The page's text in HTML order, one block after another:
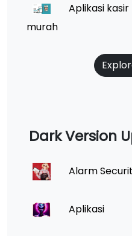
Aplikasi
murah
Dark Version
Alarm
Aplikasi